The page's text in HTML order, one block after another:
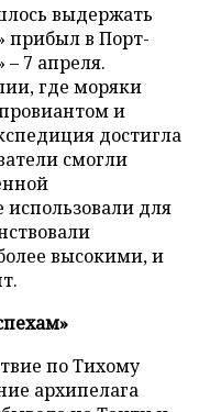
выдержать
прибыл в Порт-
7 апреля.
где моряки
и
достигла
смогли
использовали для
высокими, и
по Тихому
архипелага